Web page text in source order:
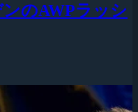
のAWPラッシ